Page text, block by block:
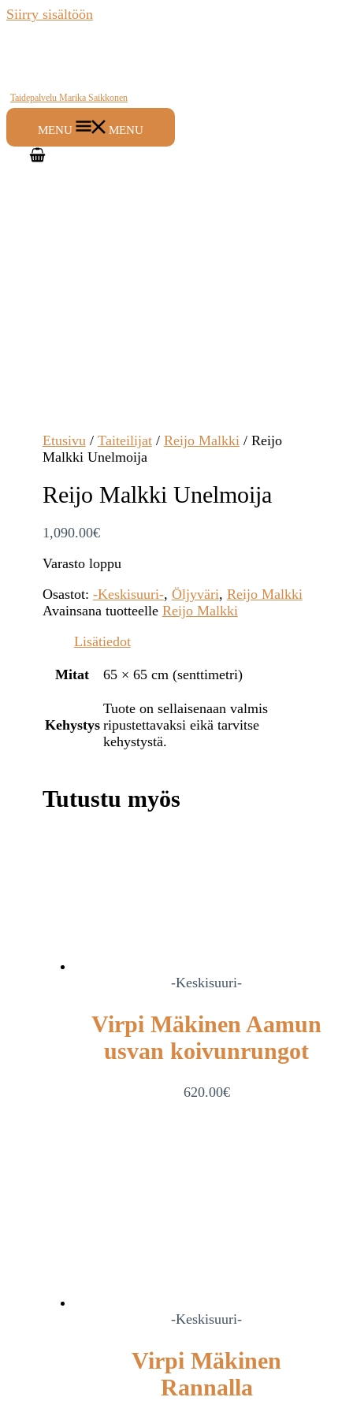
Siirry sisältöön
Taidepalvelu Marika Saikkonen
MENU MENU
Etusivu/ Taiteilijat/ Reijo Malkki/ Reijo
Malkki Unelmoija
Reijo Malkki Unelmoija
1,090.00€
Varasto loppu
Osastot: -Keskisuuri-, Öljyväri, Reijo Malkki
Avainsana tuotteelle Reijo Malkki
Lisätiedot
Mitat 65 × 65 cm (senttimetri)
Kehystys
Tuote on sellaisenaan valmis
ripustettavaksi eikä tarvitse
kehystystä.
Tutustu myös
-Keskisuuri-
Virpi Mäkinen Aamun
usvan koivunrungot
620.00€
-Keskisuuri-
Virpi Mäkinen
Rannalla